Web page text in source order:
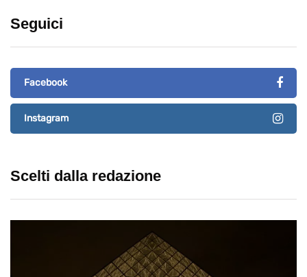
Seguici
Facebook
Instagram
Scelti dalla redazione